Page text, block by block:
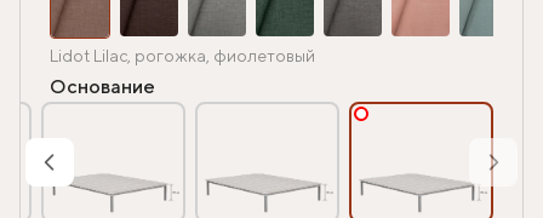
Lidot Lilac, рогожка, фиолетовый
Основание